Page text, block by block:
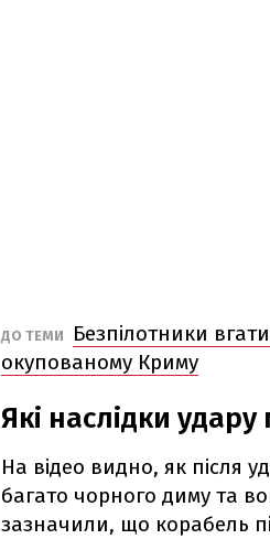
ДО ТЕМИ
Безпілотники
окупованому Криму
Які наслідки
На відео видно, як після
багато чорного диму та
зазначили, що корабель